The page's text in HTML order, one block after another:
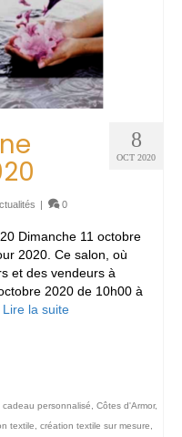
8
OCT 2020
| 0
Dimanche 11 octobre
2020. Ce salon, où
et des vendeurs à
2020 de 10h00 à
Lire la suite
cadeau personnalisé Côtes d'Armor,
textile création textile sur mesure